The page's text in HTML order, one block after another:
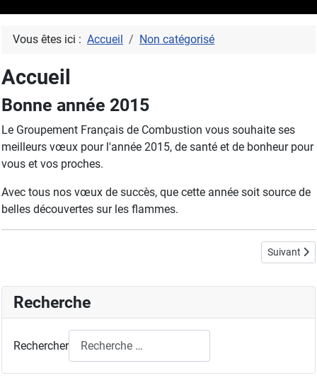
Vous êtes ici : Accueil Non catégorisé
Accueil
Bonne année 2015
Le Groupement Français de Combustion vous souhaite ses
meilleurs vœux pour l'année 2015, de santé et de bonheur pour
vous et vos proches.
Avec tous nos vœux de succès, que cette année soit source de
belles découvertes sur les flammes.
Article
Suivant
Recherche
Rechercher